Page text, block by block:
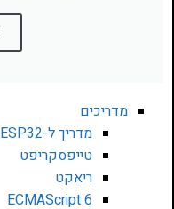
מדריכים
מדריך ל-ESP32 לילדים ולהורים מאפס
טייפסקריפט
ריאקט
ECMAScript 6